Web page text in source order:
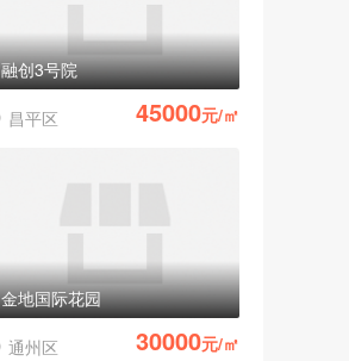
融创3号院
昌平区 45000元/㎡
金地国际花园
通州区 30000元/㎡